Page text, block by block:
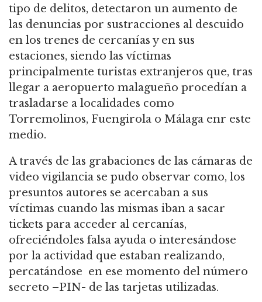
tipo de delitos, detectaron un aumento de
las denuncias por sustracciones al descuido
en los trenes de cercanías y en sus
estaciones, siendo las víctimas
principalmente turistas extranjeros que, tras
llegar a aeropuerto malagueño procedían a
trasladarse a localidades como
Torremolinos, Fuengirola o Málaga enr este
medio.
A través de las grabaciones de las cámaras de
video vigilancia se pudo observar como, los
presuntos autores se acercaban a sus
víctimas cuando las mismas iban a sacar
tickets para acceder al cercanías,
ofreciéndoles falsa ayuda o interesándose
por la actividad que estaban realizando,
percatándose en ese momento del número
secreto –PIN- de las tarjetas utilizadas.